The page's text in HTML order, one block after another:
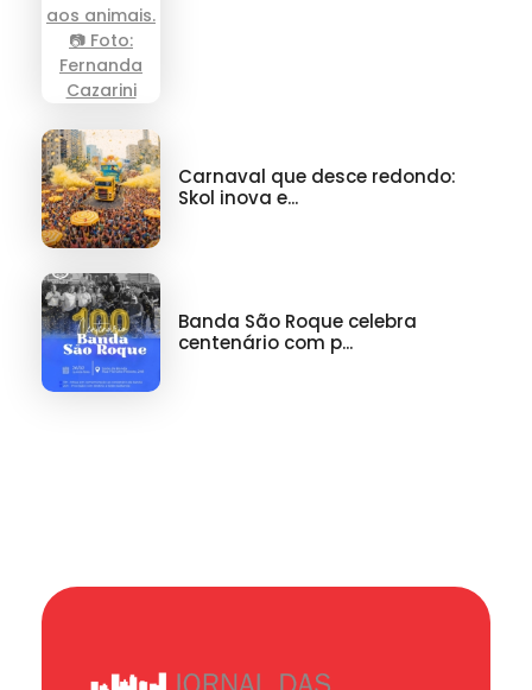
Carnaval que desce redondo:
Skol inova e...
Banda São Roque celebra
centenário com p...